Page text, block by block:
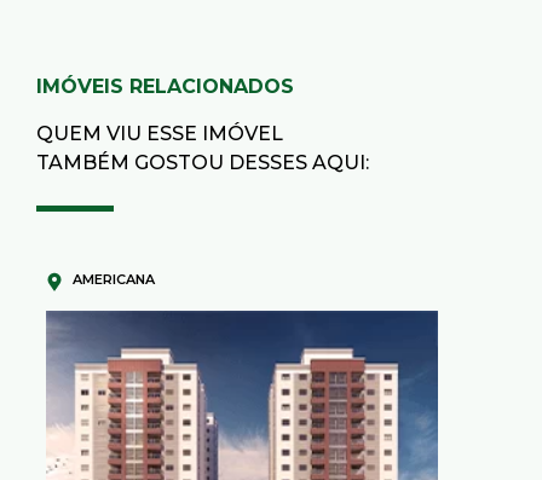
IMÓVEIS RELACIONADOS
QUEM VIU ESSE IMÓVEL
TAMBÉM GOSTOU DESSES AQUI:
AMERICANA